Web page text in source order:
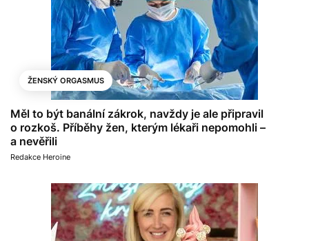
ŽENSKÝ ORGASMUS
Měl to být banální zákrok, navždy je ale připravil
o rozkoš. Příběhy žen, kterým lékaři nepomohli –
a nevěřili
Redakce Heroine